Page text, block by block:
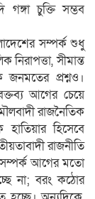
গঙ্গা চুক্তি সম্ভব
সম্পর্ক শুধু
সীমান্ত
জনমতের প্রশ্নও।
আগের চেয়ে
রাজনৈতিক
হিসেবে
রাজনীতি
আগের মতো
না; বরং কঠোর